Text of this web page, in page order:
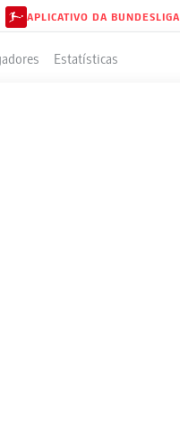
APLICATIVO DA BUNDESLIGA
Estatísticas